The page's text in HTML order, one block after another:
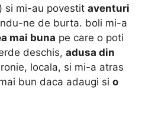
si mi-au povestit aventuri
ne de burta. boli mi-a
mai buna pe care o poti
deschis, adusa din
locala, si mi-a atras
bun daca adaugi si o